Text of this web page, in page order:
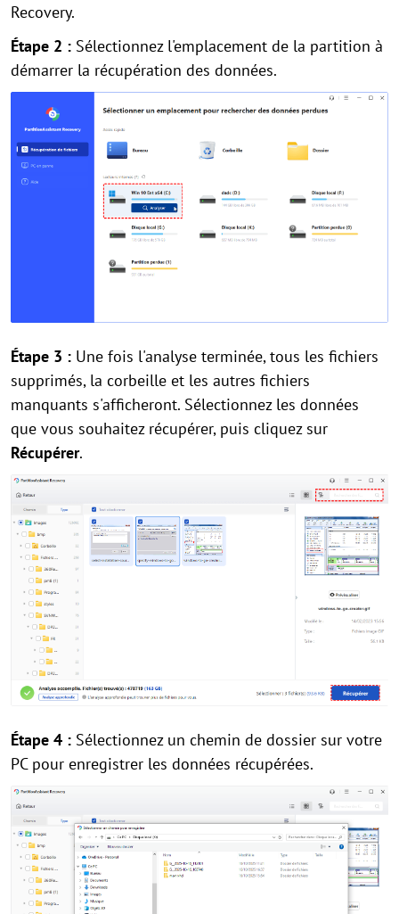
Recovery.
Étape 2 : Sélectionnez l'emplacement de la partition à
démarrer la récupération des données.
Étape 3 : Une fois l'analyse terminée, tous les fichiers
supprimés, la corbeille et les autres fichiers
manquants s'afficheront. Sélectionnez les données
que vous souhaitez récupérer, puis cliquez sur
Récupérer.
Étape 4 : Sélectionnez un chemin de dossier sur votre
PC pour enregistrer les données récupérées.